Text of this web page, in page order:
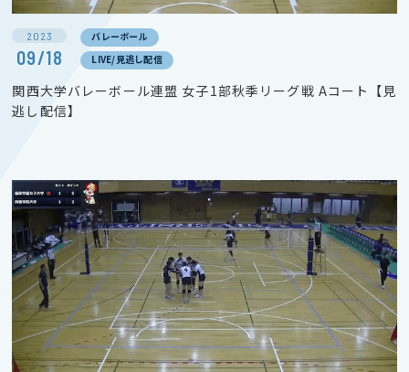
2023
09/18
バレーボール
LIVE/見逃し配信
関西大学バレーボール連盟 女子1部秋季リーグ戦 Aコート【見
逃し配信】